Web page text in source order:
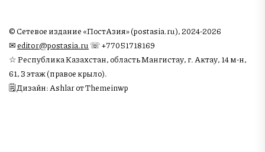
© Сетевое издание «ПостАзия» (postasia.ru), 2024-2026
✉︎editor@postasia.ru ☏ +77051718169
☆ Республика Казахстан, область Мангистау, г. Актау, 14 м-н,
61, 3 этаж (правое крыло).
🗒 Дизайн: Ashlar от Themeinwp